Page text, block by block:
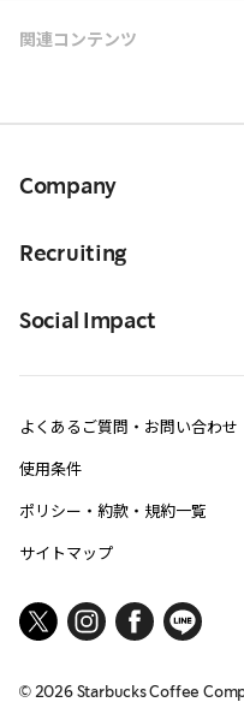
関連コンテンツ
Company
Recruiting
Social Impact
よくあるご質問・お問い合わせ
使用条件
ポリシー・約款・規約一覧
サイトマップ
© 2026Starbucks Coffee